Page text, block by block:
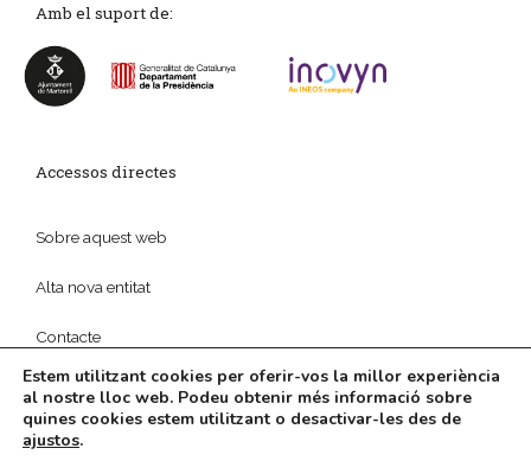
Amb el suport de:
Accessos directes
Sobre aquest web
Alta nova entitat
Contacte
© 2026
Estem utilitzant cookies per oferir-vos la millor experiència
al nostre lloc web. Podeu obtenir més informació sobre
quines cookies estem utilitzant o desactivar-les des de
ajustos.